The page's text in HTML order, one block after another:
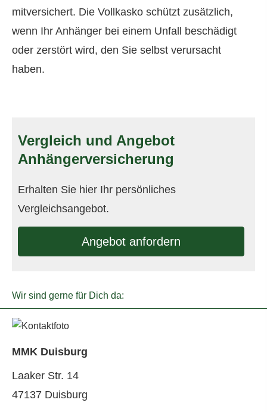
mitversichert. Die Vollkasko schützt zusätzlich,
wenn Ihr Anhänger bei einem Unfall beschädigt
oder zerstört wird, den Sie selbst verursacht
haben.
Vergleich und Angebot
Anhängerversicherung
Erhalten Sie hier Ihr persönliches
Vergleichsangebot.
An­ge­bot an­for­dern
Wir sind gerne für Dich da:
MMK Duisburg
Laaker Str. 14
47137 Duisburg